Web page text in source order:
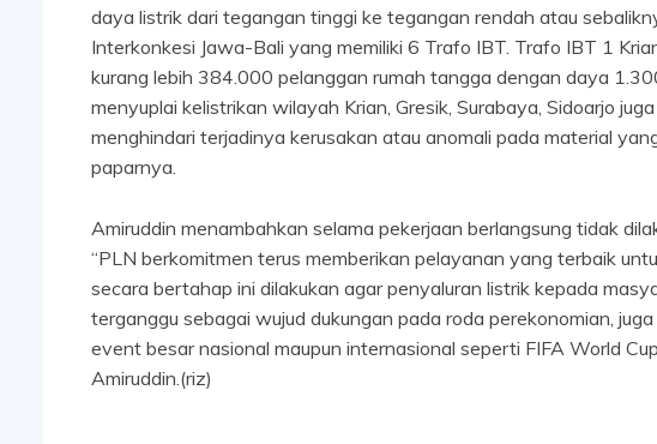
daya listrik dari tegangan tinggi ke tegangan rendah atau
Interkonkesi Jawa-Bali yang memiliki 6 Trafo IBT. Trafo IBT 1
kurang lebih 384.000 pelanggan rumah tangga dengan daya
menyuplai kelistrikan wilayah Krian, Gresik, Surabaya, Sidoarjo
menghindari terjadinya kerusakan atau anomali pada material
paparnya.
Amiruddin menambahkan selama pekerjaan berlangsung tidak
“PLN berkomitmen terus memberikan pelayanan yang terbaik
secara bertahap ini dilakukan agar penyaluran listrik kepada
terganggu sebagai wujud dukungan pada roda perekonomian,
event besar nasional maupun internasional seperti FIFA World
Amiruddin.(riz)